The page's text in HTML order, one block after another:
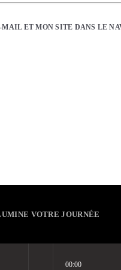
00:00
ET MON SITE DANS LE
VOTRE JOURNÉE